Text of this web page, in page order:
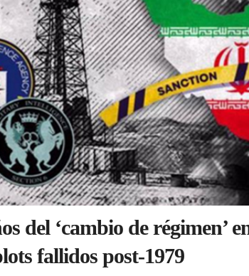
del ‘cambio de régimen’
fallidos post-1979